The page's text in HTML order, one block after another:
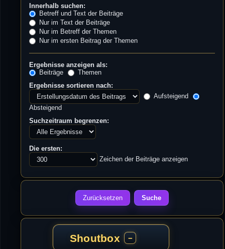
Innerhalb suchen:
Betreff und Text der Beiträge
Nur im Text der Beiträge
Nur im Betreff der Themen
Nur im ersten Beitrag der Themen
Ergebnisse anzeigen als:
Beiträge
Themen
Ergebnisse sortieren nach:
Aufsteigend
Absteigend
Suchzeitraum begrenzen:
Die ersten:
Zeichen der Beiträge anzeigen
Shoutbox −